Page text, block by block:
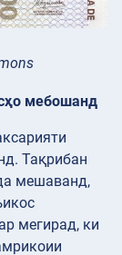
мебошанд
Тақрибан
мешаванд,
мегирад, ки